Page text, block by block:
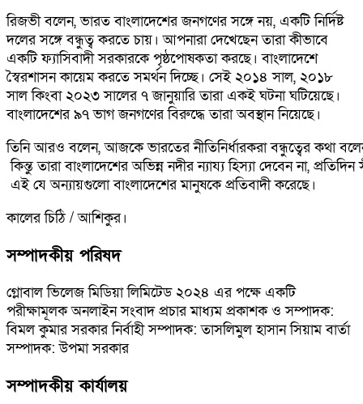
রিজভী বলেন, ভারত বাংলাদেশের জনগণের সঙ্গে নয়, একটি নির্দিষ্ট
দলের সঙ্গে বন্ধুত্ব করতে চায়। আপনারা দেখেছেন তারা কীভাবে
একটি ফ্যাসিবাদী সরকারকে পৃষ্ঠপোষকতা করছে। বাংলাদেশে
স্বৈরশাসন কায়েম করতে সমর্থন দিচ্ছে। সেই ২০১৪ সাল, ২০১৮
সাল কিংবা ২০২৩ সালের ৭ জানুয়ারি তারা একই ঘটনা ঘটিয়েছে।
বাংলাদেশের ৯৭ ভাগ জনগণের বিরুদ্ধে তারা অবস্থান নিয়েছে।
তিনি আরও বলেন, আজকে ভারতের নীতিনির্ধারকরা বন্ধুত্বের কথা
কিন্তু তারা বাংলাদেশের অভিন্ন নদীর ন্যায্য হিস্যা দেবেন না,
এই যে অন্যায়গুলো বাংলাদেশের মানুষকে প্রতিবাদী করেছে।
কালের চিঠি / আশিকুর।
সম্পাদকীয় পরিষদ
গ্লোবাল ভিলেজ মিডিয়া লিমিটেড ২০২৪ এর পক্ষে একটি
পরীক্ষামূলক অনলাইন সংবাদ প্রচার মাধ্যম প্রকাশক ও সম্পাদক:
বিমল কুমার সরকার নির্বাহী সম্পাদক: তাসলিমুল হাসান সিয়াম বার্তা
সম্পাদক: উপমা সরকার
সম্পাদকীয় কার্যালয়